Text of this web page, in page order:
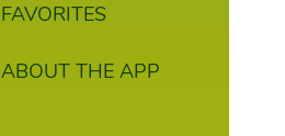
FAVORITES
ABOUT THE APP